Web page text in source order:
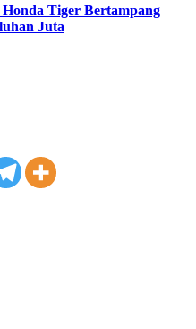
Tiger Bertampang
Juta